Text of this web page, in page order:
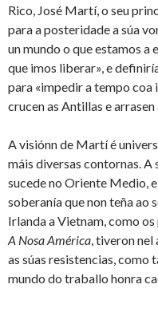
Rico, José Martí, o seu
para a posteridade a súa
un mundo o que estamos a
que imos liberar», e
para «impedir a tempo coa
crucen as Antillas e
A visiónn de Martí é
máis diversas contornas.
sucede no Oriente Medio,
soberanía que non teña ao
Irlanda a Vietnam, como
A Nosa América, tiveron nel
as súas resistencias, como
mundo do traballo honra